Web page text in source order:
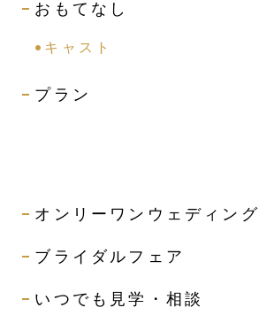
おもてなし
キャスト
プラン
オンリーワンウェディング
ブライダルフェア
いつでも見学・相談